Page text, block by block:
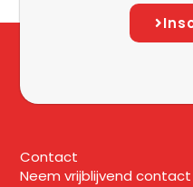
Contact
Neem vrijblijvend